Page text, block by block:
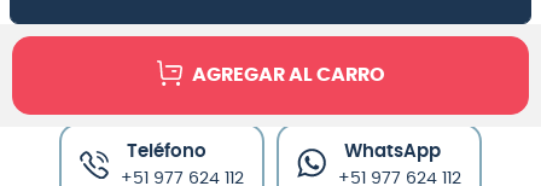
AGREGAR AL CARRO
Canales de venta y asesoría
Teléfono
+51 977 624 112
WhatsApp
+51 977 624 112